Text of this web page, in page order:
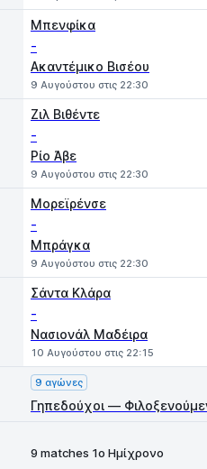
Μπενφίκα
-
Ακαντέμικο Βισέου
9 Αυγούστου στις 22:30
Ζιλ Βιθέντε
-
Ρίο Άβε
9 Αυγούστου στις 22:30
Μορεϊρένσε
-
Μπράγκα
9 Αυγούστου στις 22:30
Σάντα Κλάρα
-
Νασιονάλ Μαδέιρα
10 Αυγούστου στις 22:15
9 αγώνες
Γηπεδούχοι —
9 matches 1ο Ημίχρονο